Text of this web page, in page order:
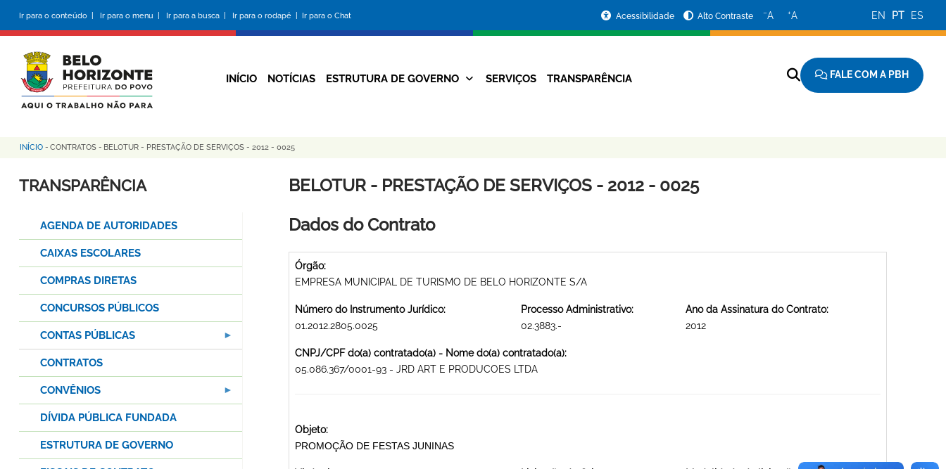
conteúdo
principal
Ir para o conteúdo | Ir para o menu | Ir para a busca | Ir para o rodapé | Ir para o Chat
da
Prefeitura
Acessibilidade Alto Contraste −A +A EN PT ES
Navegação
INÍCIO NOTÍCIAS ESTRUTURA DE GOVERNO SERVIÇOS TRANSPARÊNCIA FALE COM A PBH
Trilha
de
INÍCIO - CONTRATOS - BELOTUR - PRESTAÇÃO DE SERVIÇOS - 2012 - 0025
BELOTUR - PRESTAÇÃO DE SERVIÇOS - 2012 - 0025
Dados do Contrato
Órgão:
EMPRESA MUNICIPAL DE TURISMO DE BELO HORIZONTE S/A
Número do Instrumento Jurídico:
01.2012.2805.0025
Processo Administrativo:
02.3883.-
Ano da Assinatura do Contrato:
2012
CNPJ/CPF do(a) contratado(a) - Nome do(a) contratado(a):
05.086.367/0001-93 - JRD ART E PRODUCOES LTDA
Objeto:
PROMOÇÃO DE FESTAS JUNINAS
TRANSPARÊNCIA
AGENDA DE AUTORIDADES
CAIXAS ESCOLARES
COMPRAS DIRETAS
CONCURSOS PÚBLICOS
CONTAS PÚBLICAS
CONTRATOS
CONVÊNIOS
DÍVIDA PÚBLICA FUNDADA
ESTRUTURA DE GOVERNO